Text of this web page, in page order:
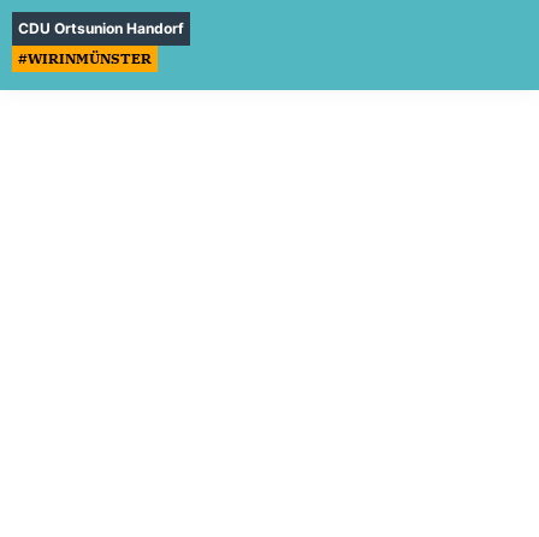
CDU Ortsunion Handorf
#WIRINMÜNSTER